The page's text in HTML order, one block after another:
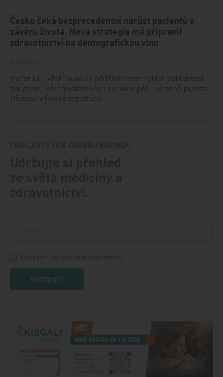
Česko čeká bezprecedentní nárůst pacientů v
závěru života. Nová strategie má připravit
zdravotnictví na demografickou vlnu
Počet lidí, kteří budou v příštích desetiletích potřebovat
paliativní, ošetřovatelskou i sociální péči, výrazně poroste.
Už dnes v České republice…
PŘIHLASTE SE K ODBĚRU NOVINEK.
POTVRDIT